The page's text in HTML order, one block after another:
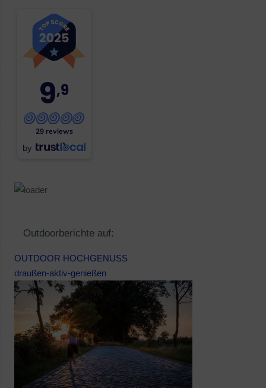
9,9
29 reviews
by
Outdoorberichte auf:
OUTDOOR HOCHGENUSS
draußen-aktiv-genießen